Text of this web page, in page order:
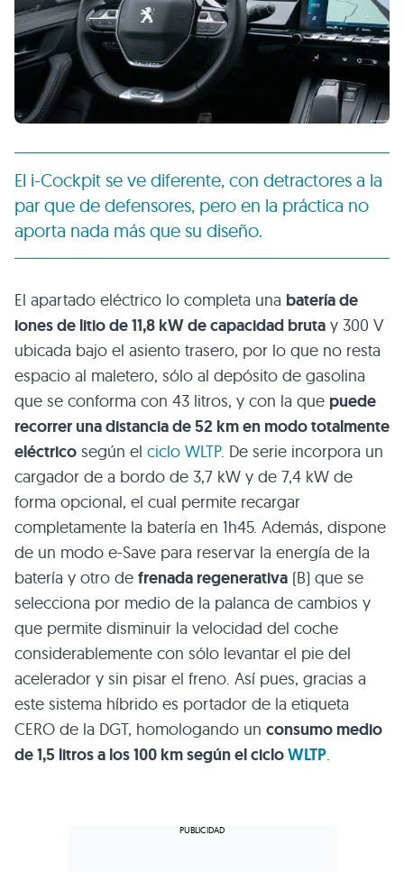
El i-Cockpit se ve diferente, con detractores a la
par que de defensores, pero en la práctica no
aporta nada más que su diseño.
El apartado eléctrico lo completa una batería de
iones de litio de 11,8 kW de capacidad bruta y 300 V
ubicada bajo el asiento trasero, por lo que no resta
espacio al maletero, sólo al depósito de gasolina
que se conforma con 43 litros, y con la que puede
recorrer una distancia de 52 km en modo totalmente
eléctrico según el ciclo WLTP. De serie incorpora un
cargador de a bordo de 3,7 kW y de 7,4 kW de
forma opcional, el cual permite recargar
completamente la batería en 1h45. Además, dispone
de un modo e-Save para reservar la energía de la
batería y otro de frenada regenerativa (B) que se
selecciona por medio de la palanca de cambios y
que permite disminuir la velocidad del coche
considerablemente con sólo levantar el pie del
acelerador y sin pisar el freno. Así pues, gracias a
este sistema híbrido es portador de la etiqueta
CERO de la DGT, homologando un consumo medio
de 1,5 litros a los 100 km según el cicloWLTP.